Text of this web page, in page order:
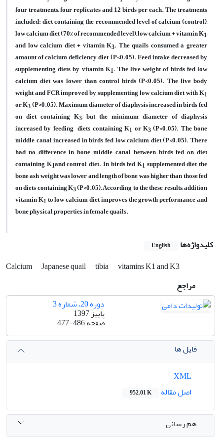
four treatments, four replicates and 12 birds per each. The treatments
included: diet containing the recommended level of calcium (control),
low calcium diet (70% of recommended level), low calcium + vitamin K1,
and low calcium diet + vitamin K3. The quails consumed a greater
amount of calcium deficiency diet (P<0.05). Feed intake decreased by
supplementing diets by vitamin K1. The live weight of birds fed low
calcium diet was lower than control birds (P<0.05). The live body
weight and FCR improved by supplementing low calcium diet withK1
or K3(P<0.05). Maximum diameter of diaphysis increased in birds fed
on diet containing K3, but the minimum diameter of diaphysis
increased by feeding diets containingK1 or K3(P<0.05). The bone
middle canal increased in birds fed low calcium diet (P<0.05). There
had no difference in bone middle canal between birds fed on diet
containingK1and control diet. In birds fed K1supplemented diet the
bone ash weight was lower and length of bone was higher than those fed
on diets containingK3(P<0.05).According to the these results, addition
vitamin K1to low calcium diet improves the growth performance and
bone physical properties in female quails.
کلیدواژه‌ها English
Calcium Japanese quail tibia
vitamins K1 and K3
مراجع
دوره 20، شماره 3
پاییز 1397
صفحه477-486
فایل ها
اصل مقاله
952.01 K
هم رسانی